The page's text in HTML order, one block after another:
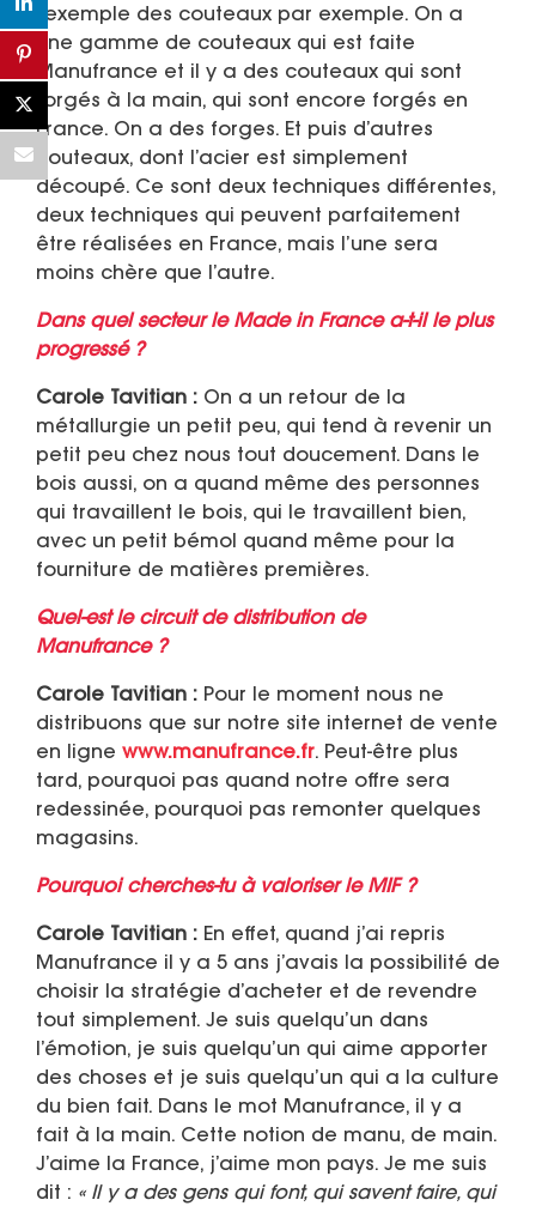
l’exemple des couteaux par exemple. On a
une gamme de couteaux qui est faite
Manufrance et il y a des couteaux qui sont
forgés à la main, qui sont encore forgés en
France. On a des forges. Et puis d’autres
couteaux, dont l’acier est simplement
découpé. Ce sont deux techniques différentes,
deux techniques qui peuvent parfaitement
être réalisées en France, mais l’une sera
moins chère que l’autre.
Dans quel secteur le Made in France a-t-il le plus
progressé ?
Carole Tavitian : On a un retour de la
métallurgie un petit peu, qui tend à revenir un
petit peu chez nous tout doucement. Dans le
bois aussi, on a quand même des personnes
qui travaillent le bois, qui le travaillent bien,
avec un petit bémol quand même pour la
fourniture de matières premières.
Quel-est le circuit de distribution de
Manufrance ?
Carole Tavitian : Pour le moment nous ne
distribuons que sur notre site internet de vente
en ligne www.manufrance.fr. Peut-être plus
tard, pourquoi pas quand notre offre sera
redessinée, pourquoi pas remonter quelques
magasins.
Pourquoi cherches-tu à valoriser le MIF ?
Carole Tavitian : En effet, quand j’ai repris
Manufrance il y a 5 ans j’avais la possibilité de
choisir la stratégie d’acheter et de revendre
tout simplement. Je suis quelqu’un dans
l’émotion, je suis quelqu’un qui aime apporter
des choses et je suis quelqu’un qui a la culture
du bien fait. Dans le mot Manufrance, il y a
fait à la main. Cette notion de manu, de main.
J’aime la France, j’aime mon pays. Je me suis
dit : « Il y a des gens qui font, qui savent faire, qui